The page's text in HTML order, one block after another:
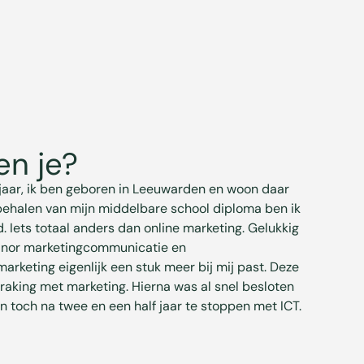
je?
ik ben geboren in Leeuwarden en woon daar
van mijn middelbare school diploma ben ik
Iets totaal anders dan online marketing. Gelukkig
marketingcommunicatie en
eigenlijk een stuk meer bij mij past. Deze
met marketing. Hierna was al snel besloten
toch na twee en een half jaar te stoppen met ICT.